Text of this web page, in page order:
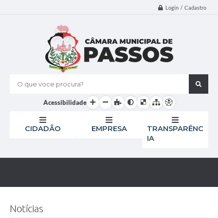
Login / Cadastro
O que voce procura?
Acessibilidade
CIDADÃO EMPRESA
TRANSPARÊNC
IA
Notícias